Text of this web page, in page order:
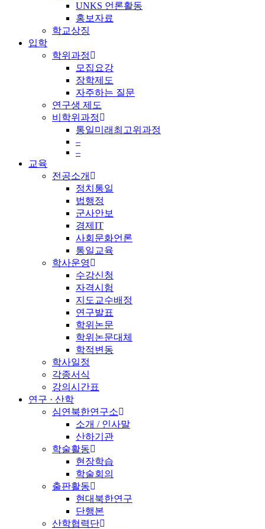
UNKS 언론활동
홍보자료
학교상징
입학
학위과정
모집요강
장학제도
자주하는 질문
연구생 제도
비학위과정
통일미래최고위과정
–
–
교육
전공소개
정치통일
법행정
군사안보
경제IT
사회문화언론
통일교육
학사운영
수강신청
자격시험
지도교수배정
연구발표
학위논문
학위논문대체
학적변동
학사일정
각종서식
강의시간표
연구 · 산학
심연북한연구소
소개 / 인사말
산하기관
학술활동
현장학습
학술회의
출판활동
현대북한연구
단행본
산학협력단